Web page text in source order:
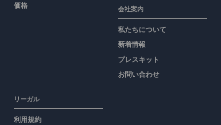
価格
会社案内
私たちについて
新着情報
プレスキット
お問い合わせ
リーガル
利用規約